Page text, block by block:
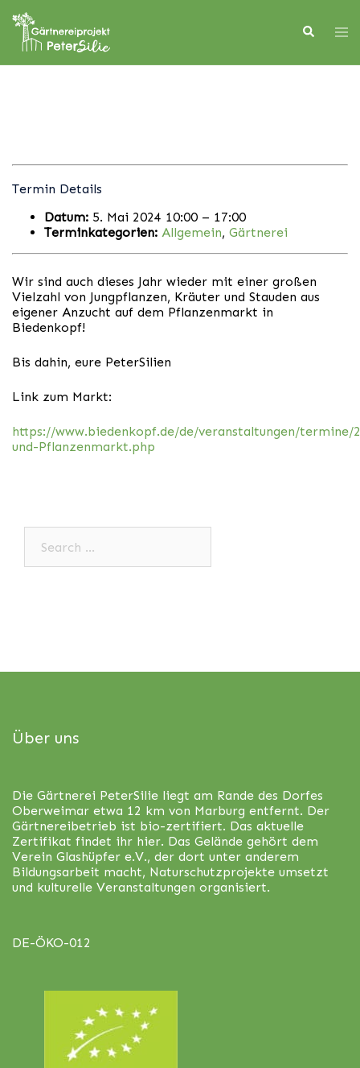
to
content
Search
Termin Details
Datum: 5. Mai 2024 10:00 – 17:00
Terminkategorien: Allgemein, Gärtnerei
Wir sind auch dieses Jahr wieder mit einer großen
Vielzahl von Jungpflanzen, Kräuter und Stauden aus
eigener Anzucht auf dem Pflanzenmarkt in
Biedenkopf!
Bis dahin, eure PeterSilien
Link zum Markt:
https://www.biedenkopf.de/de/veranstaltungen/termine/
und-Pflanzenmarkt.php
Über uns
Die Gärtnerei PeterSilie liegt am Rande des Dorfes
Oberweimar etwa 12 km von Marburg entfernt. Der
Gärtnereibetrieb ist bio-zertifiert. Das aktuelle
Zertifikat findet ihr hier. Das Gelände gehört dem
Verein Glashüpfer e.V., der dort unter anderem
Bildungsarbeit macht, Naturschutzprojekte umsetzt
und kulturelle Veranstaltungen organisiert.
DE-ÖKO-012